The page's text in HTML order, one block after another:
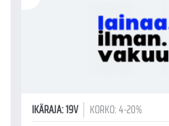
IKÄRAJA: 19V KORKO: 4-20%